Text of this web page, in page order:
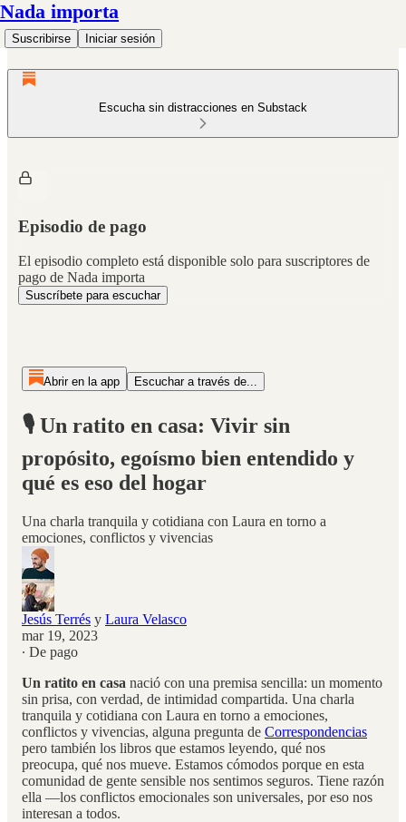
Nada importa
Suscribirse Iniciar sesión
Escucha sin distracciones en Substack
Episodio de pago
El episodio completo está disponible solo para suscriptores de
pago de Nada importa
Suscríbete para escuchar
Abrir en la app Escuchar a través de...
🎙️ Un ratito en casa: Vivir sin
propósito, egoísmo bien entendido y
qué es eso del hogar
Una charla tranquila y cotidiana con Laura en torno a
emociones, conflictos y vivencias
Jesús Terrés y Laura Velasco
mar 19, 2023
∙ De pago
Un ratito en casa nació con una premisa sencilla: un momento
sin prisa, con verdad, de intimidad compartida. Una charla
tranquila y cotidiana con Laura en torno a emociones,
conflictos y vivencias, alguna pregunta de Correspondencias
pero también los libros que estamos leyendo, qué nos
preocupa, qué nos mueve. Estamos cómodos porque en esta
comunidad de gente sensible nos sentimos seguros. Tiene razón
ella —los conflictos emocionales son universales, por eso nos
interesan a todos.